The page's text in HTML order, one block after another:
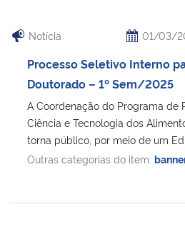
Notícia 01/03/
Processo Seletivo Interno
Doutorado – 1º Sem/2025
A Coordenação do Programa de
Ciência e Tecnologia dos
torna público, por meio de um
Outras categorias do item: